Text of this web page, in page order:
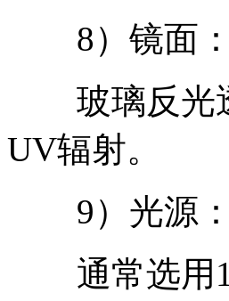
8）镜面：
玻璃反光透
UV辐射。
9）光源：
通常选用